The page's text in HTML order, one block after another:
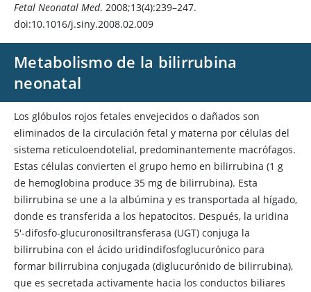
Fetal Neonatal Med. 2008;13(4):239–247.
doi:10.1016/j.siny.2008.02.009
Metabolismo de la bilirrubina
neonatal
Los glóbulos rojos fetales envejecidos o dañados son
eliminados de la circulación fetal y materna por células del
sistema reticuloendotelial, predominantemente macrófagos.
Estas células convierten el grupo hemo en bilirrubina (1 g
de hemoglobina produce 35 mg de bilirrubina). Esta
bilirrubina se une a la albúmina y es transportada al hígado,
donde es transferida a los hepatocitos. Después, la uridina
5'-difosfo-glucuronosiltransferasa (UGT) conjuga la
bilirrubina con el ácido uridindifosfoglucurónico para
formar bilirrubina conjugada (diglucurónido de bilirrubina),
que es secretada activamente hacia los conductos biliares